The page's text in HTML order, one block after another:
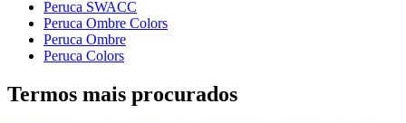
Peruca SWACC
Peruca Ombre Colors
Peruca Ombre
Peruca Colors
Termos mais procurados